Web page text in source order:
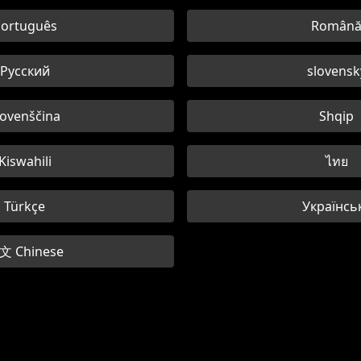
Română
Русский
Shqip
Kiswahili ไทย
Türkçe
Chinese